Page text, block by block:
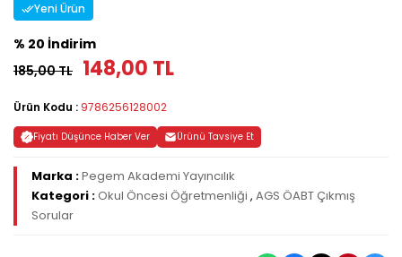
Yeni Ürün
% 20 İndirim
185,00 TL 148,00 TL
Ürün Kodu : 9786256128002
Fiyatı Düşünce Haber Ver Ürünü Tavsiye Et
Marka :Pegem Akademi Yayıncılık
Kategori :Okul Öncesi Öğretmenliği , AGS ÖABT Çıkmış
Sorular